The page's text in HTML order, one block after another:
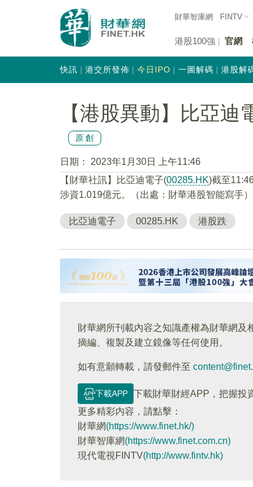
財華智庫網 FINTV
港股100強 官網
快訊 港交所發佈 今日IPO 一圖解碼 港股解
【港股異動】比亞
原創
日期：
2023年1月30日 上午11:46
【財華社訊】比亞迪電子(00285.HK)截至
涉資1.019億元。（出處：財華港股智能寫手）
比亞迪電子 00285.HK 港股跌
財華網所刊載內容之知識產權為財華網及
摘編、複製及建立鏡像等任何使用。
如有意願轉載，請發郵件至
下載APP
下載財華財經APP，把握投
更多精彩内容，請點擊：
財華網(https://www.finet.hk/)
財華智庫網(https://www.finet.com.cn)
現代電視FINTV(http://www.fintv.hk)